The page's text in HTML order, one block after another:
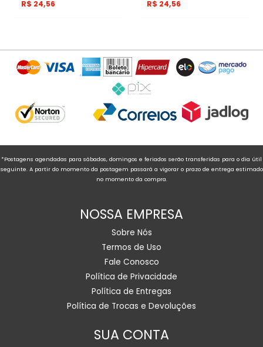
R$ 24,56 R$ 24,56
*Postagens agendadas para sábados, domingos e feriados serão transferidas para o dia útil
seguinte. A partir do momento da postagem passará a vigorar o prazo de entrega estimado
no momento da compra.
NOSSA EMPRESA
Sobre Nós
Termos de Uso
Fale Conosco
Política de Privacidade
Política de Entregas
Política de Trocas e Devoluções
SUA CONTA